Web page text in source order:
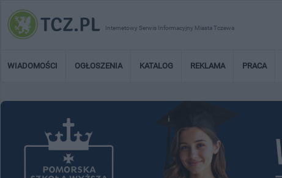
Internetowy Serwis Informacyjny Miasta Tczewa
WIADOMOŚCI OGŁOSZENIA KATALOG REKLAMA PRACA